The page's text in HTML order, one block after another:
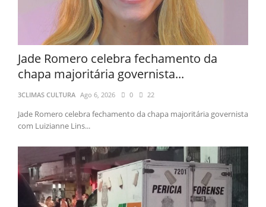
Jade Romero celebra fechamento da
chapa majoritária governista...
3CLIMAS CULTURA Ago 6, 2026 0 22
Jade Romero celebra fechamento da chapa majoritária governista
com Luizianne Lins...